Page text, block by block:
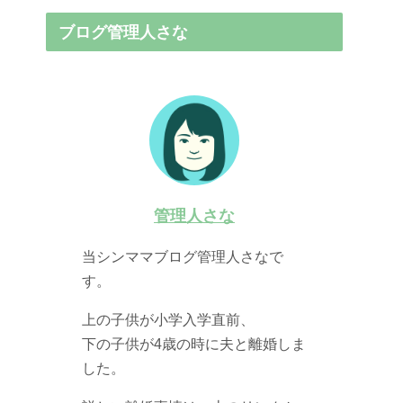
ブログ管理人さな
管理人さな
当シンママブログ管理人さなで
す。
上の子供が小学入学直前、
下の子供が4歳の時に夫と離婚しま
した。